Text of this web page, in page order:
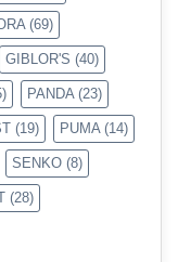
(69)
GIBLOR'S (40)
PANDA(23)
(19) PUMA(14)
SENKO (8)
(28)